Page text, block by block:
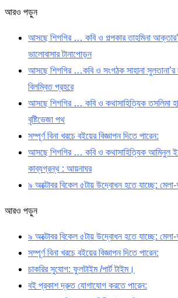
আরও পড়ুন
আসছে শিগগির … কবি ও গল্পকার তাহমিনা
ভালোবাসার টানাপোড়ন
আসছে শিগগির …কবি ও সংগঠক সাহানা সুলতানা’র
বিলম্বিত প্রহরে
আসছে শিগগির … কবি ও কথাসাহিত্যিক তসলিমা
বৃষ্টিভেজা পথ
সম্পূর্ণ বিনা খরচে বইয়ের বিজ্ঞাপন দিতে পারেন:
আসছে শিগগির … কবি ও কথাসাহিত্যিক আমিনুল
কাব্যগ্রন্থ : আয়নাঘর
৯ অক্টোবর বিকেল ৫টায় উদ্বোধন হতে যাচ্ছে:
আরও পড়ুন
৯ অক্টোবর বিকেল ৫টায় উদ্বোধন হতে যাচ্ছে:
সম্পূর্ণ বিনা খরচে বইয়ের বিজ্ঞাপন দিতে পারেন:
চাকরির সুযোগ: ফুলটাইম /পার্ট টাইম।
বই প্রকাশ দ্রুত যোগাযোগ করতে পারেন: